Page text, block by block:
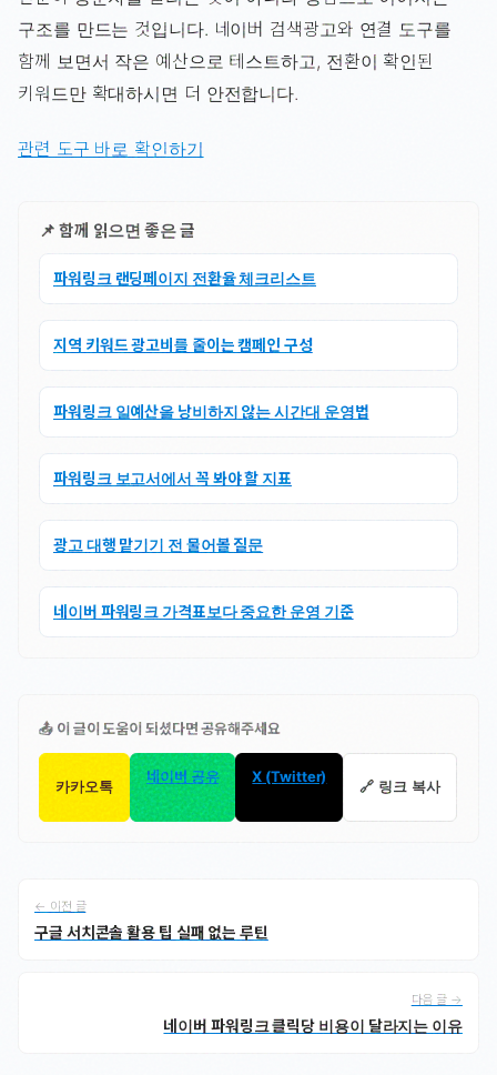
구조를 만드는 것입니다. 네이버 검색광고와 연결 도구를
함께 보면서 작은 예산으로 테스트하고, 전환이 확인된
키워드만 확대하시면 더 안전합니다.
관련 도구 바로 확인하기
📌 함께 읽으면 좋은 글
파워링크 랜딩페이지 전환율 체크리스트
지역 키워드 광고비를 줄이는 캠페인 구성
파워링크 일예산을 낭비하지 않는 시간대 운영법
파워링크 보고서에서 꼭 봐야 할 지표
광고 대행 맡기기 전 물어볼 질문
네이버 파워링크 가격표보다 중요한 운영 기준
📤 이 글이 도움이 되셨다면 공유해주세요
카카오톡
네이버 공유 X (Twitter)
🔗 링크 복사
← 이전 글
구글 서치콘솔 활용 팁 실패 없는 루틴
다음 글 →
네이버 파워링크 클릭당 비용이 달라지는 이유